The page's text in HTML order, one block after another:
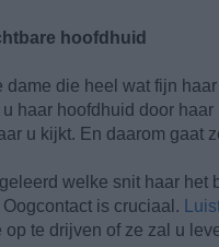
hoofdhuid
dame die heel wat fijn
haar hoofdhuid door
u kijkt. En daarom gaat
welke snit haar
is cruciaal.
op te drijven of ze zal u